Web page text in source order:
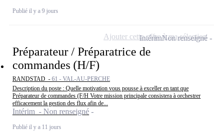
Publié il y a 9 jours
Préparateur / Préparatrice de
commandes (H/F)
RANDSTAD - 61 - VAL-AU-PERCHE
Description du poste : Quelle motivation vous pousse à exceller en tant que
Préparateur de commandes (F/H Votre mission principale consistera à orchestrer
efficacement la gestion des flux afin de...
Intérim - Non renseigné
Publié il y a 11 jours
IntérimNon renseigné
Ajouter cette offre à ma sélection